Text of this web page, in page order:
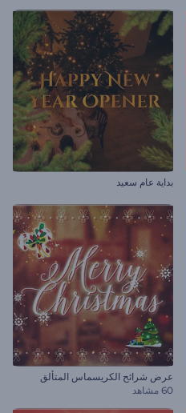
بداية عام سعيد
عرض شرائح الكريسماس المتألق
60 مشاهد